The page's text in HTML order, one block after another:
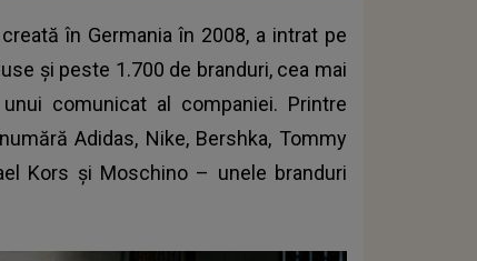
în Germania în 2008, a intrat pe
și peste 1.700 de branduri, cea mai
comunicat al companiei. Printre
Adidas, Nike, Bershka, Tommy
Kors și Moschino – unele branduri